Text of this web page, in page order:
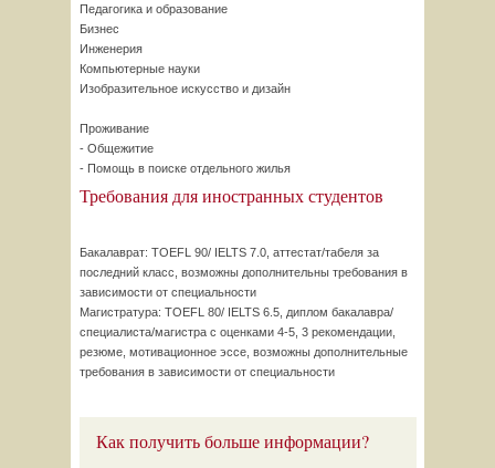
Педагогика и образование
Бизнес
Инженерия
Компьютерные науки
Изобразительное искусство и дизайн
Проживание
- Общежитие
- Помощь в поиске отдельного жилья
Требования для иностранных студентов
Бакалаврат: TOEFL 90/ IELTS 7.0, аттестат/табеля за
последний класс, возможны дополнительны требования в
зависимости от специальности
Магистратура: TOEFL 80/ IELTS 6.5, диплом бакалавра/
специалиста/магистра с оценками 4-5, 3 рекомендации,
резюме, мотивационное эссе, возможны дополнительные
требования в зависимости от специальности
Как получить больше информации?